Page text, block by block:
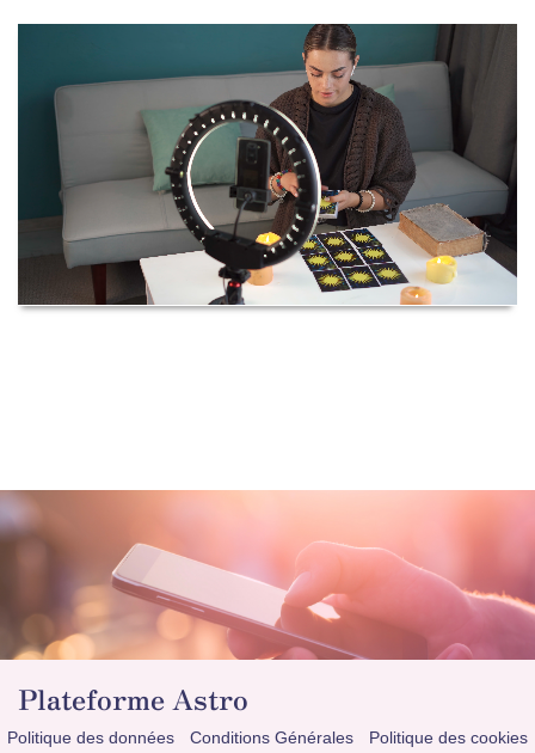
Plateforme Astro
Politique des données Conditions Générales Politique des cookies